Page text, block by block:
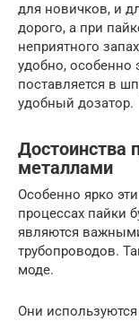
для новичков, и
дорого, а при
неприятного
удобно,
поставляется в
удобный дозатор.
Достоинства
металлами
Особенно ярко
процессах пайки
являются
трубопроводов.
моде.
Они